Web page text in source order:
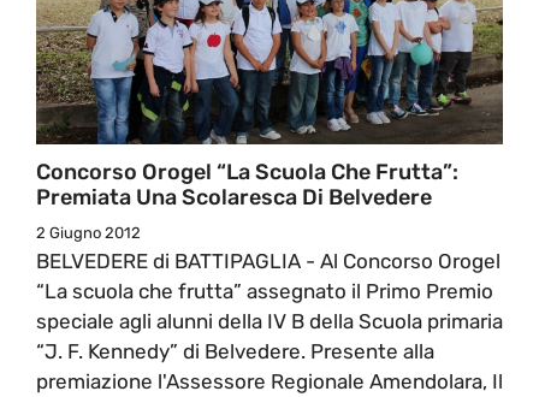
Concorso Orogel “La Scuola Che Frutta”:
Premiata Una Scolaresca Di Belvedere
2 Giugno 2012
BELVEDERE di BATTIPAGLIA - Al Concorso Orogel
“La scuola che frutta” assegnato il Primo Premio
speciale agli alunni della IV B della Scuola primaria
“J. F. Kennedy” di Belvedere. Presente alla
premiazione l'Assessore Regionale Amendolara, Il